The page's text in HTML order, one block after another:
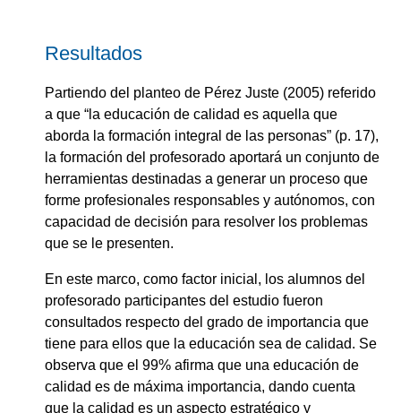
Resultados
Partiendo del planteo de Pérez Juste (2005) referido
a que “la educación de calidad es aquella que
aborda la formación integral de las personas” (p. 17),
la formación del profesorado aportará un conjunto de
herramientas destinadas a generar un proceso que
forme profesionales responsables y autónomos, con
capacidad de decisión para resolver los problemas
que se le presenten.
En este marco, como factor inicial, los alumnos del
profesorado participantes del estudio fueron
consultados respecto del grado de importancia que
tiene para ellos que la educación sea de calidad. Se
observa que el 99% afirma que una educación de
calidad es de máxima importancia, dando cuenta
que la calidad es un aspecto estratégico y